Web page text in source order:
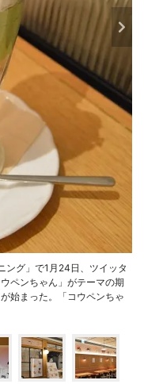
ング」で1月24日、ツイッタ
ペンちゃん」がテーマの期
始まった。「コウペンちゃ